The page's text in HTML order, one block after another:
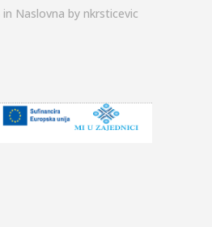
in Naslovna by nkrsticevic